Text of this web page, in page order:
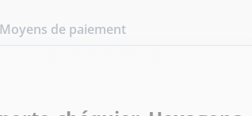
Moyens de paiement